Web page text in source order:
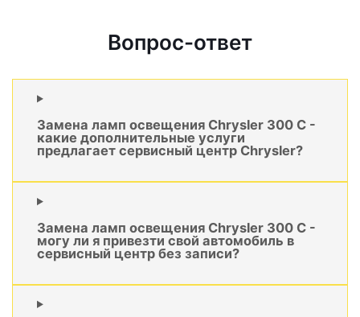
Вопрос-ответ
Замена ламп освещения Chrysler 300 C -
какие дополнительные услуги
предлагает сервисный центр Chrysler?
Замена ламп освещения Chrysler 300 C -
могу ли я привезти свой автомобиль в
сервисный центр без записи?